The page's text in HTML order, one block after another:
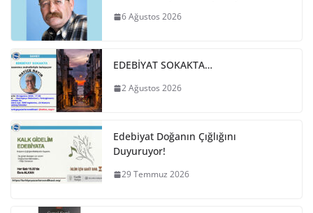
6 Ağustos 2026
EDEBİYAT SOKAKTA…
2 Ağustos 2026
Edebiyat Doğanın Çığlığını
Duyuruyor!
29 Temmuz 2026